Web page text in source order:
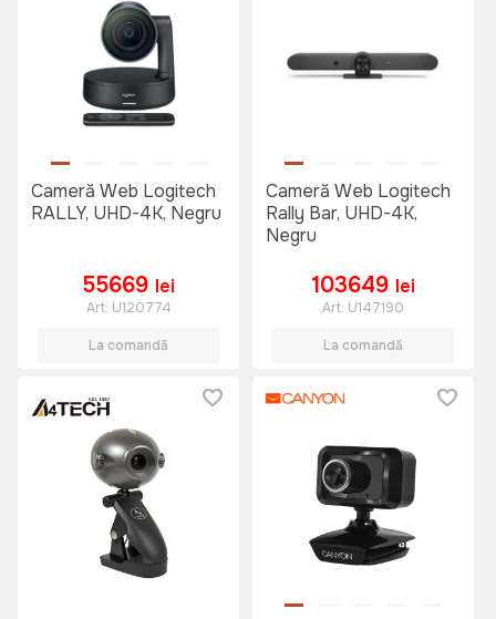
Cameră Web Logitech
RALLY, UHD-4K, Negru
55669 lei
Art: U120774
La comandă
Cameră Web Logitech
Rally Bar, UHD-4K,
Negru
103649 lei
Art: U147190
La comandă